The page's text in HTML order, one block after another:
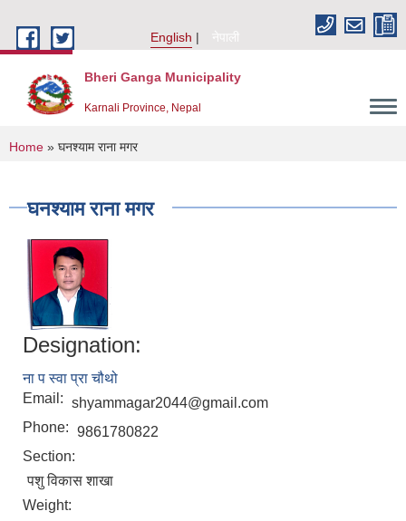
English
नेपाली
Bheri Ganga Municipality
Karnali Province, Nepal
You are here
Home » घनश्याम राना मगर
घनश्याम राना मगर
Designation:
ना प स्वा प्रा चौथो
Email: shyammagar2044@gmail.com
Phone: 9861780822
Section:
पशु विकास शाखा
Weight: